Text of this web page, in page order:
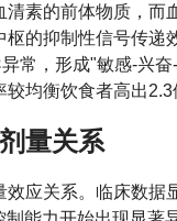
素的前体物质，而
的抑制性信号传递
常，形成"敏感-兴奋
均衡饮食者高出2.3
量关系
应关系。临床数据